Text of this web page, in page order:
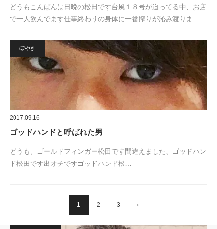
どうもこんばんは日晩の松田です台風１８号が迫ってる中、お店
で一人飲んでます仕事終わりの身体に一番搾りが沁み渡りま…
ぼやき
2017.09.16
ゴッドハンドと呼ばれた男
どうも、ゴールドフィンガー松田です間違えました、ゴッドハン
ド松田です出オチですゴッドハンド松…
1 2 3 »